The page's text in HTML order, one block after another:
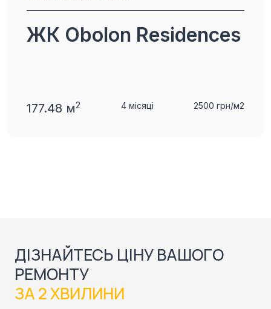
ЖК Obolon Residences
177.48 м2 4 місяці 2500 грн/м2
ДІЗНАЙТЕСЬ ЦІНУ ВАШОГО
РЕМОНТУ
ЗА 2 ХВИЛИНИ